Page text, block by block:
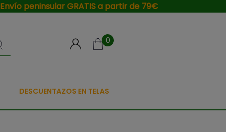
Envío peninsular GRATIS a partir de 79€
0
DESCUENTAZOS EN TELAS